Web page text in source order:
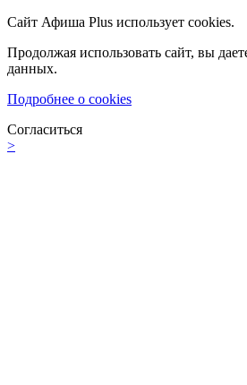
Сайт Афиша Plus использует cookies.
Продолжая использовать сайт, вы
данных.
Подробнее о cookies
Согласиться
>